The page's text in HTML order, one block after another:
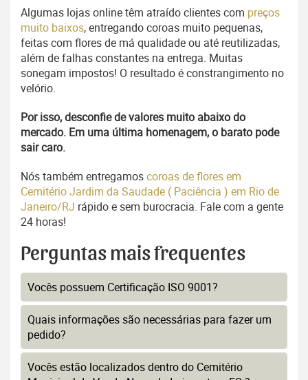
Algumas lojas online têm atraído clientes com preços
muito baixos, entregando coroas muito pequenas,
feitas com flores de má qualidade ou até reutilizadas,
além de falhas constantes na entrega. Muitas
sonegam impostos! O resultado é constrangimento no
velório.
Por isso, desconfie de valores muito abaixo do
mercado. Em uma última homenagem, o barato pode
sair caro.
Nós também entregamoscoroas de flores em
Cemitério Jardim da Saudade ( Paciência ) em Rio de
Janeiro/RJ rápido e sem burocracia. Fale com a gente
24 horas!
Perguntas mais frequentes
Vocês possuem Certificação ISO 9001?
Quais informações são necessárias para fazer um
pedido?
Vocês estão localizados dentro do Cemitério